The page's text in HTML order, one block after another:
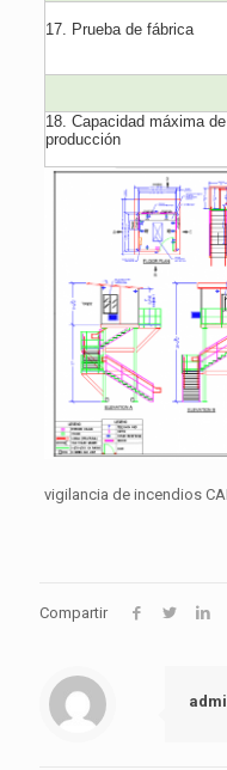
17. Prueba de fábrica
18. Capacidad máxima de
producción
vigilancia de incendios
Compartir